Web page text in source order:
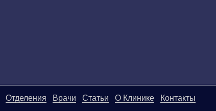
Отделения Врачи Статьи О Клинике Контакты